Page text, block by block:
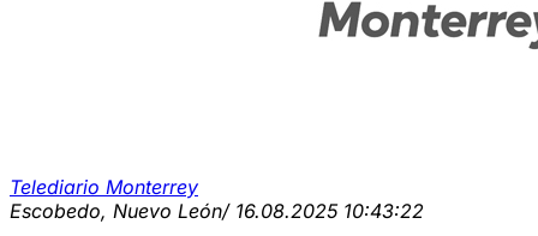
Telediario Monterrey
Escobedo, Nuevo León/ 16.08.2025 10:43:22